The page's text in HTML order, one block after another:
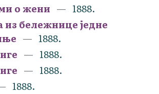
о жени
1888.
из бележнице једне
1888.
1888.
1888.
1888.